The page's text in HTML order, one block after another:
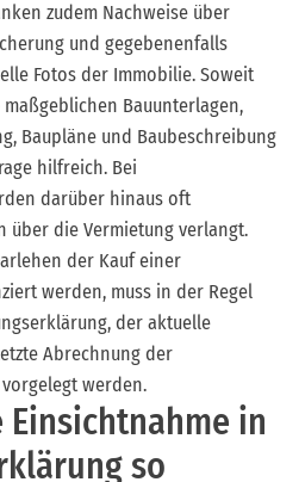
zudem Nachweise über
und gegebenenfalls
Fotos der Immobilie. Soweit
Bauunterlagen,
Baupläne und Baubeschreibung
hilfreich. Bei
darüber hinaus oft
die Vermietung verlangt.
der Kauf einer
werden, muss in der Regel
der aktuelle
Abrechnung der
werden.
in
so